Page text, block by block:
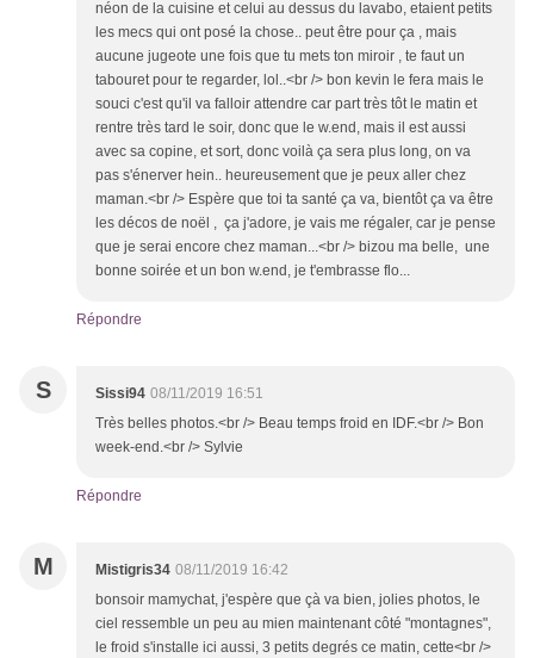
néon de la cuisine et celui au dessus du lavabo, etaient petits
les mecs qui ont posé la chose.. peut être pour ça , mais
aucune jugeote une fois que tu mets ton miroir , te faut un
tabouret pour te regarder, lol..<br /> bon kevin le fera mais le
souci c'est qu'il va falloir attendre car part très tôt le matin et
rentre très tard le soir, donc que le w.end, mais il est aussi
avec sa copine, et sort, donc voilà ça sera plus long, on va
pas s'énerver hein.. heureusement que je peux aller chez
maman.<br /> Espère que toi ta santé ça va, bientôt ça va être
les décos de noël , ça j'adore, je vais me régaler, car je pense
que je serai encore chez maman...<br /> bizou ma belle, une
bonne soirée et un bon w.end, je t'embrasse flo...
Répondre
S Sissi94 08/11/2019 16:51
Très belles photos.<br /> Beau temps froid en IDF.<br /> Bon
week-end.<br /> Sylvie
Répondre
M Mistigris34 08/11/2019 16:42
bonsoir mamychat, j'espère que çà va bien, jolies photos, le
ciel ressemble un peu au mien maintenant côté "montagnes",
le froid s'installe ici aussi, 3 petits degrés ce matin, cette<br />